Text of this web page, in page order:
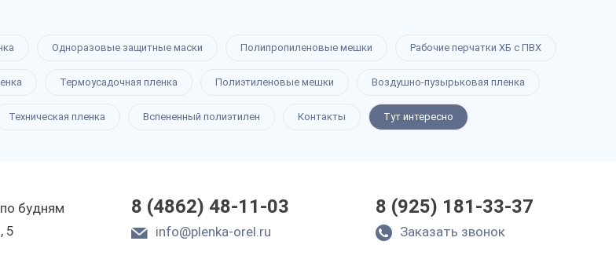
Одноразовые защитные маски Полипропиленовые мешки Рабочие перчатки ХБ с ПВХ
Термоусадочная пленка Полиэтиленовые мешки Воздушно-пузырьковая пленка
Техническая пленка Вспененный полиэтилен Контакты Тут интересно
по будням
5
8 (4862) 48-11-03
info@plenka-orel.ru
8 (925) 181-33-37
Заказать звонок